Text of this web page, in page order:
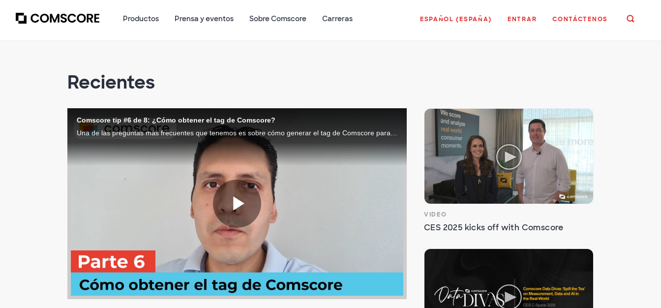
Productos Prensa y eventos Sobre Comscore Carreras ESPAÑOL (ESPAÑA) ENTRAR CONTÁCTENOS
Recientes
Comscore tip #6 de 8: ¿Cómo obtener el tag de Comscore?
R
e
VIDEO
CES 2025 kicks off with Comscore